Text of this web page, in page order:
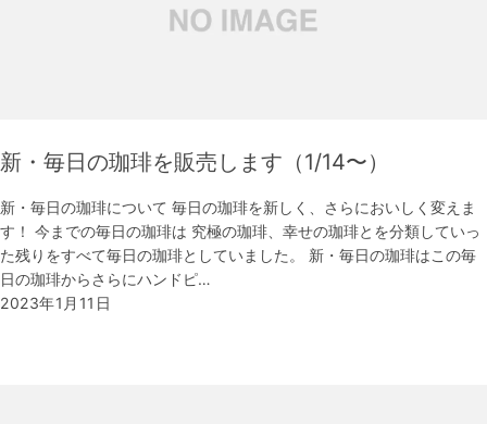
新・毎日の珈琲を販売します（1/14〜）
新・毎日の珈琲について 毎日の珈琲を新しく、さらにおいしく変えま
す！ 今までの毎日の珈琲は 究極の珈琲、幸せの珈琲とを分類していっ
た残りをすべて毎日の珈琲としていました。 新・毎日の珈琲はこの毎
日の珈琲からさらにハンドピ…
2023年1月11日